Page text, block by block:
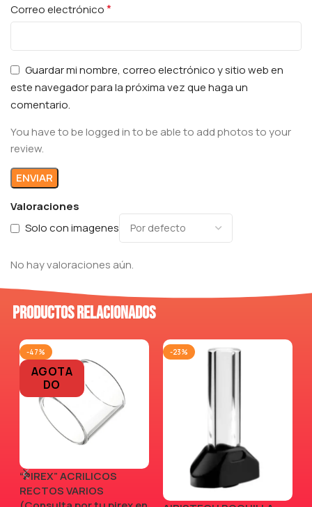
Valoraciones
Solo con imagenes
No hay valoraciones aún.
Correo electrónico*
Guardar mi nombre, correo electrónico y sitio web en
este navegador para la próxima vez que haga un
comentario.
You have to be logged in to be able to add photos to your
review.
Productos relacionados
-47%
AGOTA
DO
“PIREX” ACRILICOS
RECTOS VARIOS
-23%